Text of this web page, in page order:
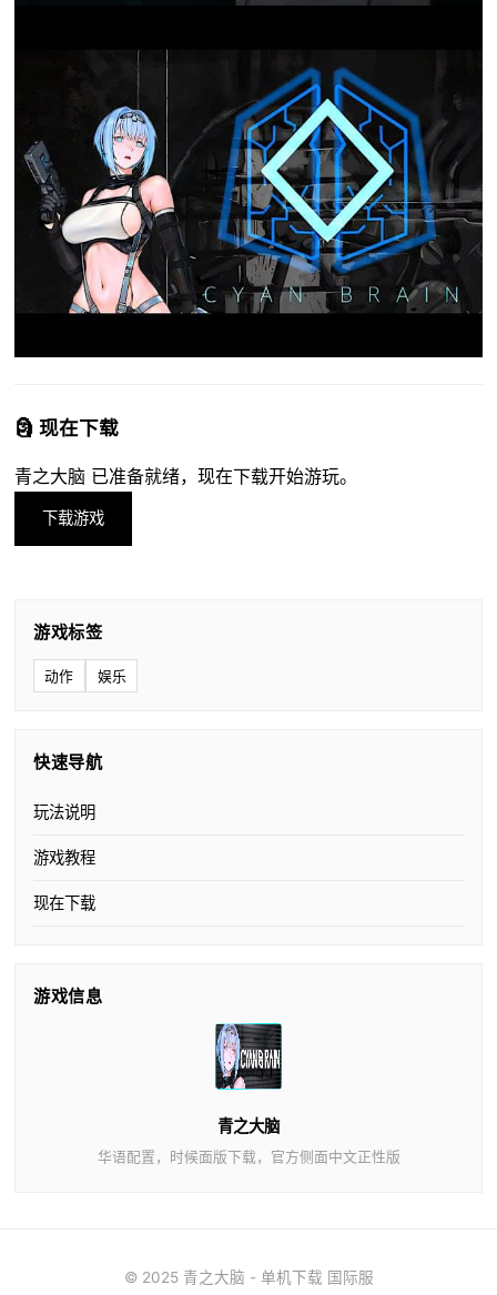
🗿 现在下载
青之大脑 已准备就绪，现在下载开始游玩。
下载游戏
游戏标签
动作 娱乐
快速导航
玩法说明
游戏教程
现在下载
游戏信息
青之大脑
华语配置，时候面版下载，官方侧面中文正性版
© 2025 青之大脑 - 单机下载 国际服